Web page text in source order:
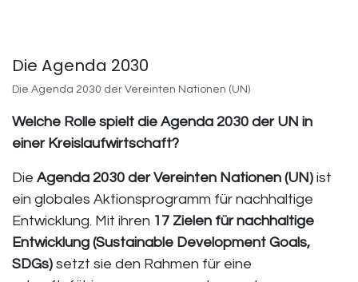
Die Agenda 2030
Die Agenda 2030 der Vereinten Nationen (UN)
Welche Rolle spielt die Agenda 2030 der UN in
einer Kreislaufwirtschaft?
Die Agenda 2030 der Vereinten Nationen (UN) ist
ein globales Aktionsprogramm für nachhaltige
Entwicklung. Mit ihren 17 Zielen für nachhaltige
Entwicklung (Sustainable Development Goals,
SDGs) setzt sie den Rahmen für eine